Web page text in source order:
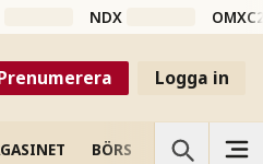
NDX
Logga in
BÖRS VETENSKAP